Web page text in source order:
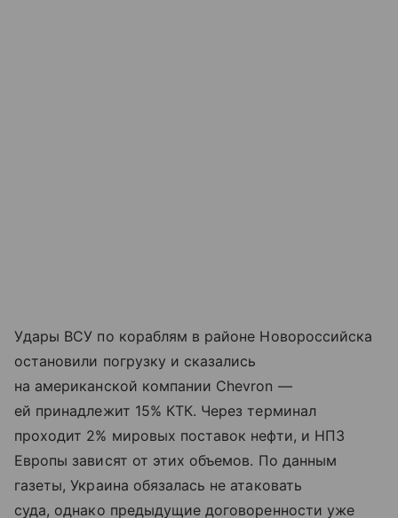
Удары ВСУ по кораблям в районе Новороссийска
остановили погрузку и сказались
на американской компании Chevron —
ей принадлежит 15% КТК. Через терминал
проходит 2% мировых поставок нефти, и НПЗ
Европы зависят от этих объемов. По данным
газеты, Украина обязалась не атаковать
суда, однако предыдущие договоренности уже